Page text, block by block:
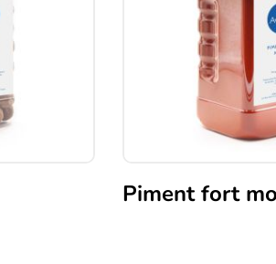
Piment fort